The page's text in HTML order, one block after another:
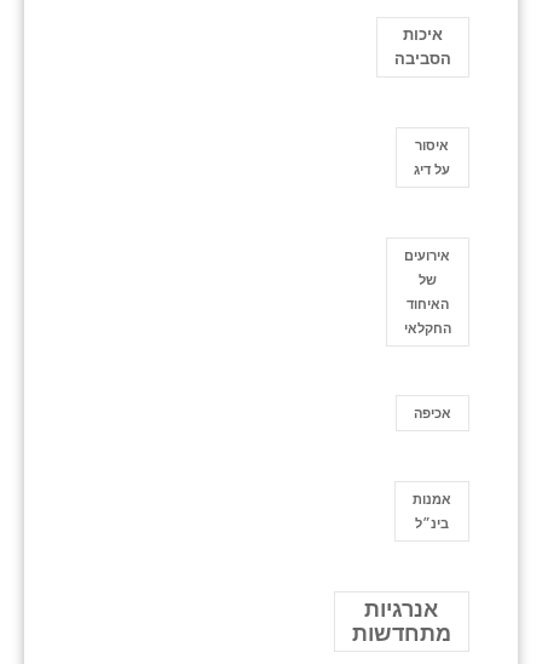
איכות
הסביבה
איסור
על דיג
אירועים
של
האיחוד
החקלאי
אכיפה
אמנות
בינ״ל
אנרגיות
מתחדשות